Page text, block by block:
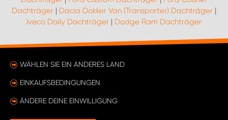
Dachträger | Dacia Dokker Van (Transporter) Dachträger |
Iveco Daily Dachträger | Dodge Ram Dachträger
WÄHLEN SIE EIN ANDERES LAND
EINKAUFSBEDINGUNGEN
ÄNDERE DEINE EINWILLIGUNG